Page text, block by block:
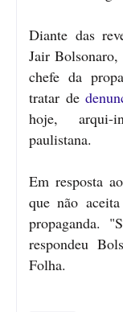
Diante das
Jair
chefe da
tratar de
hoje, arqui-
paulistana.
Em resposta
que não
propaganda.
respondeu
Folha.